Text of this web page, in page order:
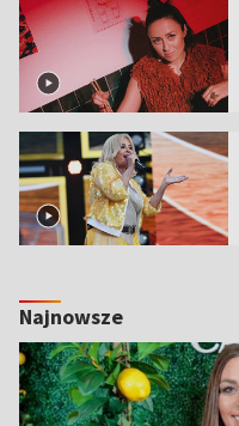
Najnowsze